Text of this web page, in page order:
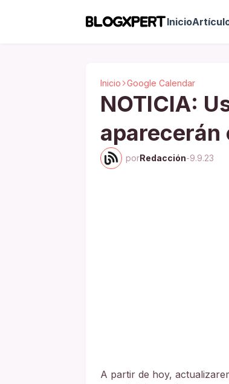
Inicio
Inicio Google Calendar
NOTICIA:
aparecerán
porRedacción-9.9.23
A partir de hoy,